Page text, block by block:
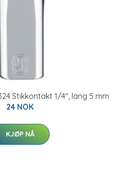
Stikkontakt 1/4", lang 5 mm
24 NOK
KJØP NÅ